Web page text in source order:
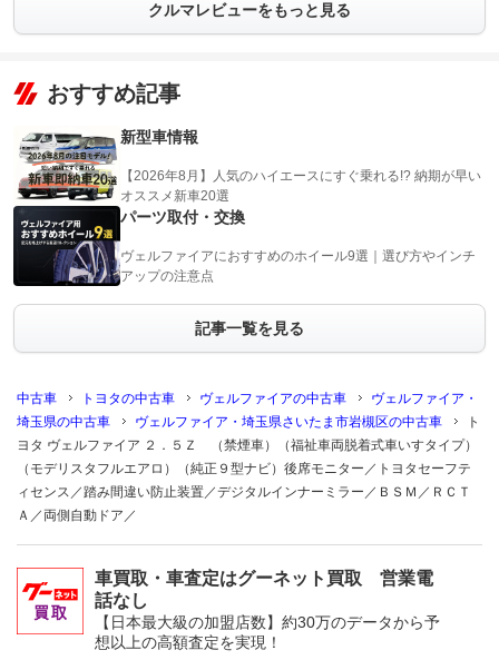
クルマレビューをもっと見る
おすすめ記事
新型車情報
【2026年8月】人気のハイエースにすぐ乗れる!? 納期が早い
オススメ新車20選
パーツ取付・交換
ヴェルファイアにおすすめのホイール9選｜選び方やインチ
アップの注意点
記事一覧を見る
中古車 トヨタの中古車 ヴェルファイアの中古車
ヴェルファイア・
埼玉県の中古車
ヴェルファイア・埼玉県さいたま市岩槻区の中古車
ト
ヨタ ヴェルファイア ２．５Ｚ （禁煙車）（福祉車両脱着式車いすタイプ）
（モデリスタフルエアロ）（純正９型ナビ）後席モニター／トヨタセーフテ
ィセンス／踏み間違い防止装置／デジタルインナーミラー／ＢＳＭ／ＲＣＴ
Ａ／両側自動ドア／
車買取・車査定はグーネット買取 営業電
話なし
【日本最大級の加盟店数】約30万のデータから予
想以上の高額査定を実現！